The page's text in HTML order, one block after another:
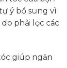
ý bổ sung vì
phải lọc các